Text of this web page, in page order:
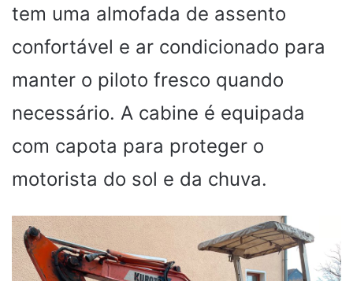
tem uma almofada de assento
confortável e ar condicionado para
manter o piloto fresco quando
necessário. A cabine é equipada
com capota para proteger o
motorista do sol e da chuva.